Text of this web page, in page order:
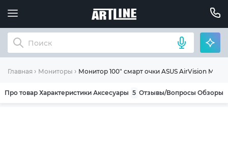
Главная Мониторы Монитор 100" смарт очки ASUS AirVision M1
Про товар Характеристики Аксесуары 5 Отзывы/Вопросы Обзоры